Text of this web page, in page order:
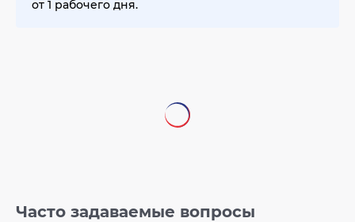
от 1 рабочего дня.
Часто задаваемые вопросы